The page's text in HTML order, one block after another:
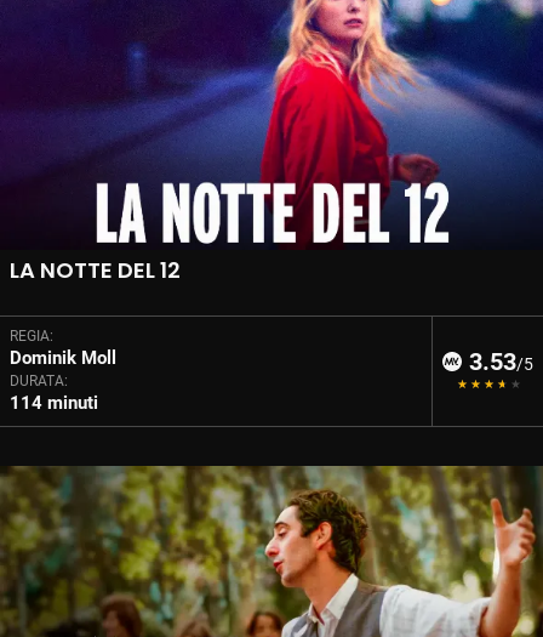
LA NOTTE DEL 12
REGIA:
Dominik Moll
DURATA:
114 minuti
3.53/5